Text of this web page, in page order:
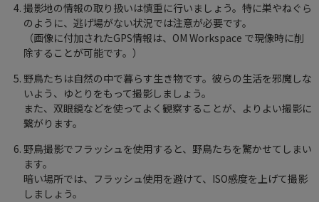
撮影地の情報の取り扱いは慎重に行いましょう。特に巣やねぐら
のように、逃げ場がない状況では注意が必要です。
（画像に付加されたGPS情報は、OM Workspace で現像時に削
除することが可能です。）
野鳥たちは自然の中で暮らす生き物です。彼らの生活を邪魔しな
いよう、ゆとりをもって撮影しましょう。
また、双眼鏡などを使ってよく観察することが、よりよい撮影に
繋がります。
野鳥撮影でフラッシュを使用すると、野鳥たちを驚かせてしまい
ます。
暗い場所では、フラッシュ使用を避けて、ISO感度を上げて撮影
しましょう。